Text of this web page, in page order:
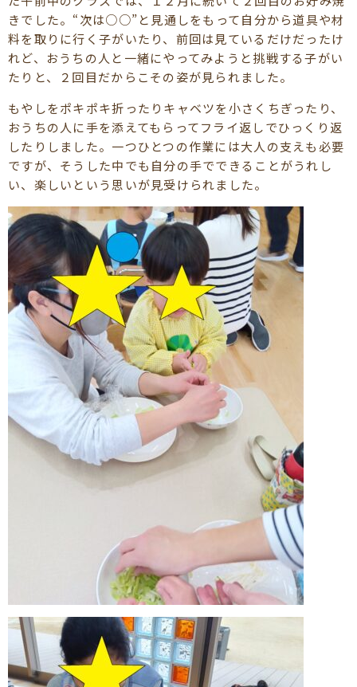
きでした。“次は○○”と見通しをもって自分から道具や材
料を取りに行く子がいたり、前回は見ているだけだったけ
れど、おうちの人と一緒にやってみようと挑戦する子がい
たりと、２回目だからこその姿が見られました。
もやしをポキポキ折ったりキャベツを小さくちぎったり、
おうちの人に手を添えてもらってフライ返しでひっくり返
したりしました。一つひとつの作業には大人の支えも必要
ですが、そうした中でも自分の手でできることがうれし
い、楽しいという思いが見受けられました。